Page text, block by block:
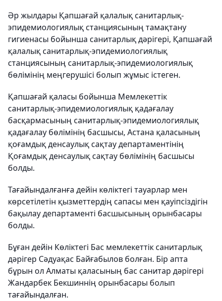
Әр жылдары Қапшағай қалалық санитарлық-
эпидемиологиялық станциясының тамақтану
гигиенасы бойынша санитарлық дәрігері, Қапшағай
қалалық санитарлық-эпидемиологиялық
станциясының санитарлық-эпидемиологиялық
бөлімінің меңгерушісі болып жұмыс істеген.
Қапшағай қаласы бойынша Мемлекеттік
санитарлық-эпидемиологиялық қадағалау
басқармасының санитарлық-эпидемиологиялық
қадағалау бөлімінің басшысы, Астана қаласының
қоғамдық денсаулық сақтау департаментінің
Қоғамдық денсаулық сақтау бөлімінің басшысы
болды.
Тағайындалғанға дейін көліктегі тауарлар мен
көрсетілетін қызметтердің сапасы мен қауіпсіздігін
бақылау департаменті басшысының орынбасары
болды.
Бұған дейін Көліктегі Бас мемлекеттік санитарлық
дәрігер Сәдуақас Байғабылов болған. Бір апта
бұрын ол Алматы қаласының бас санитар дәрігері
Жандарбек Бекшиннің орынбасары болып
тағайындалған.